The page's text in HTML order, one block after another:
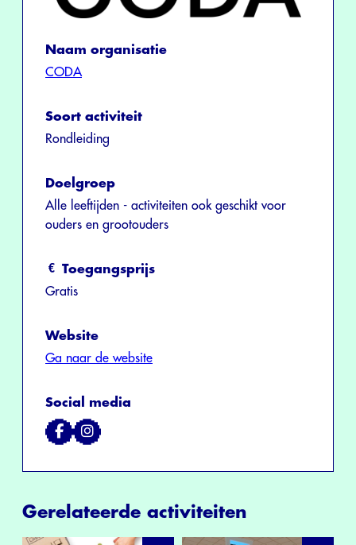
Naam organisatie
CODA
Soort activiteit
Rondleiding
Doelgroep
Alle leeftijden - activiteiten ook geschikt voor
ouders en grootouders
Toegangsprijs
Gratis
Website
Ga naar de website
Social media
Gerelateerde activiteiten